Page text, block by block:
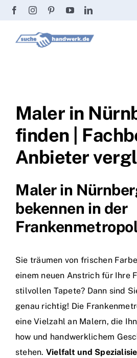
Zum
springen
Passwort vergessen?
Handwerker Ratgeber
Wir über uns
Maler in
finden |
Anbieter
Maler in
bekennen in der
Sie träumen von frischen
einem neuen Anstrich für Ihre
stilvollen Tapete? Dann sind
genau richtig! Die
eine Vielzahl an Malern, die
how und handwerklichem
stehen. Vielfalt und